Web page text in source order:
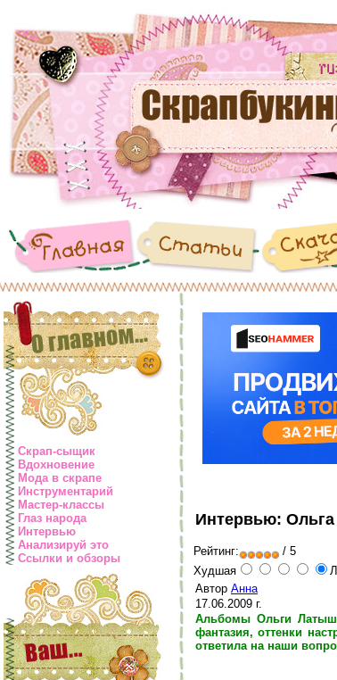
Скрап-сыщик
Вдохновение
Мода в скрапе
Инструментарий
Мастер-классы
Глаз народа
Интервью
Анализируй это
Ссылки и обзоры
Интервью:
Рейтинг:
/ 5
Худшая
Автор Анна
17.06.2009 г.
Альбомы Ольги
фантазия, оттенки
ответила на наши